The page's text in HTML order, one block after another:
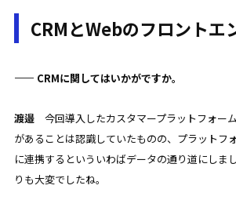
CRMとWebのフロントエ
—— CRMに関してはいかがですか。
渡邉 今回導入したカスタマープラットフォーム
があることは認識していたものの、プラットフ
に連携するといういわばデータの通り道にしま
りも大変でしたね。